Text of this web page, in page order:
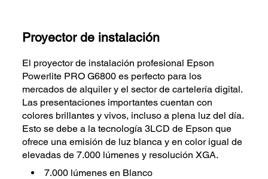
Proyector de instalación
El proyector de instalación profesional Epson
Powerlite PRO G6800 es perfecto para los
mercados de alquiler y el sector de cartelería digital.
Las presentaciones importantes cuentan con
colores brillantes y vivos, incluso a plena luz del día.
Esto se debe a la tecnología 3LCD de Epson que
ofrece una emisión de luz blanca y en color igual de
elevadas de 7.000 lúmenes y resolución XGA.
7.000 lúmenes en Blanco